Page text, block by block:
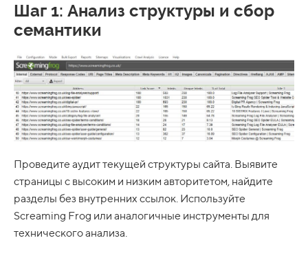
Шаг 1: Анализ структуры и сбор
семантики
Проведите аудит текущей структуры сайта. Выявите
страницы с высоким и низким авторитетом, найдите
разделы без внутренних ссылок. Используйте
Screaming Frog или аналогичные инструменты для
технического анализа.